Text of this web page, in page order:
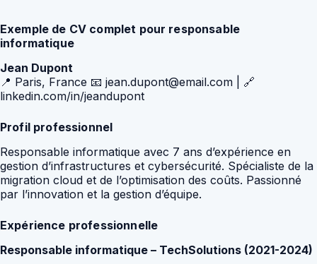
Exemple de CV complet pour responsable
informatique
Jean Dupont
📍 Paris, France 📧 jean.dupont@email.com | 🔗
linkedin.com/in/jeandupont
Profil professionnel
Responsable informatique avec 7 ans d’expérience en
gestion d’infrastructures et cybersécurité. Spécialiste de la
migration cloud et de l’optimisation des coûts. Passionné
par l’innovation et la gestion d’équipe.
Expérience professionnelle
Responsable informatique – TechSolutions (2021-2024)